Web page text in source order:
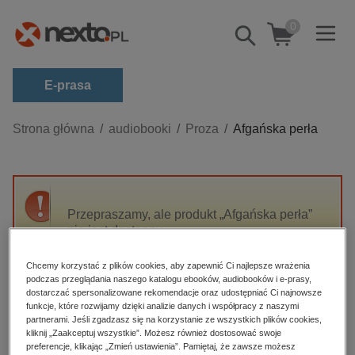
Pokaż/schowaj
wyszukiwarkę
0
E-prasa
Kategorie
biznesowe, branżowe, gospodarka
dzienniki
edukacja
hobby, sport, rozrywka
komputery, internet, technologie, informatyka
Strona główna audiobooki Proza Afgańska perła
Przepraszamy, ale produkt „Afgańska perła”
nie jest dostępny.
High-contrast mode
Polecane
Chcemy korzystać z plików cookies, aby zapewnić Ci najlepsze wrażenia
podczas przeglądania naszego katalogu ebooków, audiobooków i e-prasy,
dostarczać spersonalizowane rekomendacje oraz udostępniać Ci najnowsze
funkcje, które rozwijamy dzięki analizie danych i współpracy z naszymi
partnerami. Jeśli zgadzasz się na korzystanie ze wszystkich plików cookies,
kliknij „Zaakceptuj wszystkie”. Możesz również dostosować swoje
preferencje, klikając „Zmień ustawienia”. Pamiętaj, że zawsze możesz